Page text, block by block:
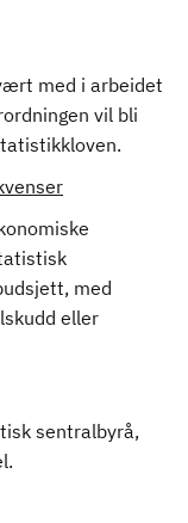
med i arbeidet
vil bli
med
eller
sentralbyrå,